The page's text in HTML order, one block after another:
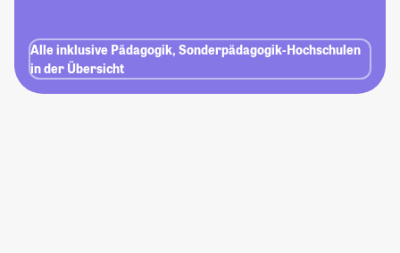
Alle inklusive Pädagogik, Sonderpädagogik-Hochschulen
in der Übersicht